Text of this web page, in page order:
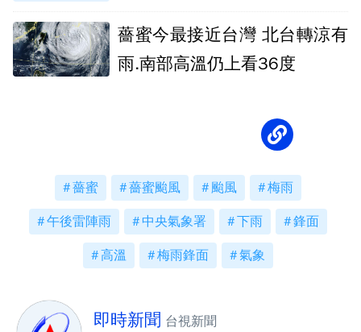
薔蜜今最接近台灣 北台轉涼有
雨.南部高溫仍上看36度
薔蜜 薔蜜颱風 颱風 梅雨
午後雷陣雨 中央氣象署 下雨 鋒面
高溫 梅雨鋒面 氣象
即時新聞 台視新聞